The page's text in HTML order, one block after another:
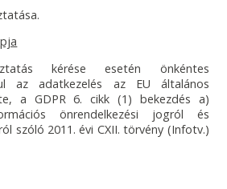
kérése esetén önkéntes
az adatkezelés az EU általános
a GDPR 6. cikk (1) bekezdés a)
önrendelkezési jogról és
szóló 2011. évi CXII. törvény (Infotv.)